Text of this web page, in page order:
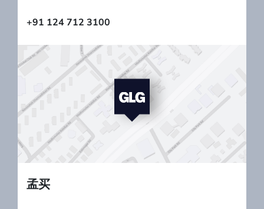
+91 124 712 3100
孟买